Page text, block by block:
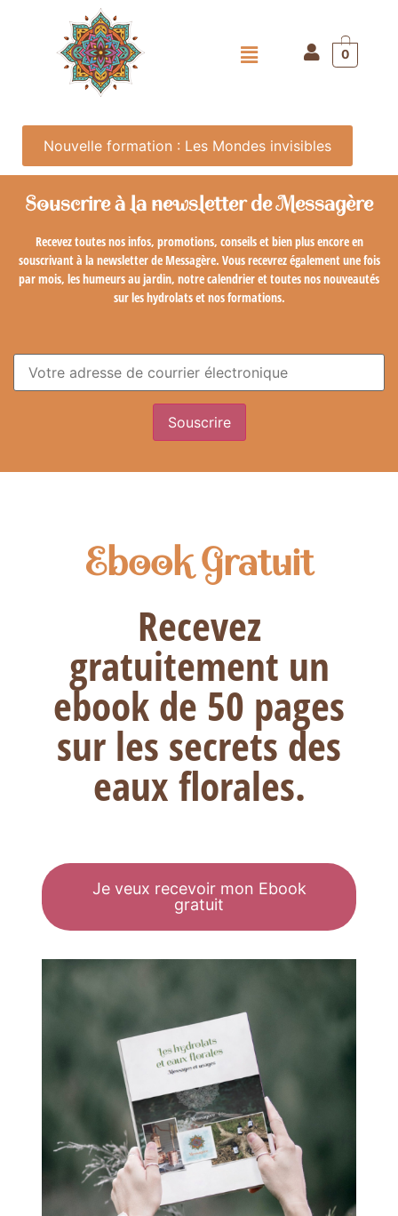
0
Nouvelle formation : Les Mondes invisibles
Souscrire à la newsletter de Messagère
Recevez toutes nos infos, promotions, conseils et bien plus encore en
souscrivant à la newsletter de Messagère. Vous recevrez également une fois
par mois, les humeurs au jardin, notre calendrier et toutes nos nouveautés
sur les hydrolats et nos formations.
Ebook Gratuit
Recevez
gratuitement un
ebook de 50 pages
sur les secrets des
eaux florales.
Je veux recevoir mon Ebook
gratuit